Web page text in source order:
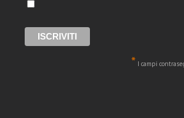
* I campi